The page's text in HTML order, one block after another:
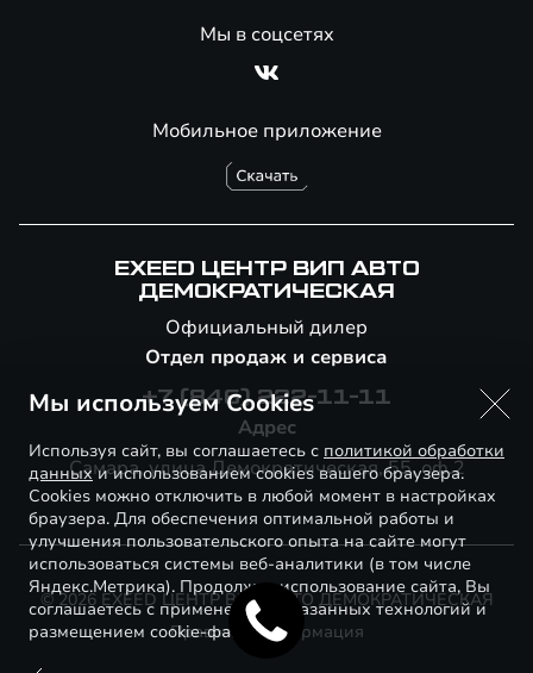
Мобильное приложение
Мы в соцсетях
EXEED ЦЕНТР ВИП АВТО
ДЕМОКРАТИЧЕСКАЯ
Официальный дилер
Отдел продаж и сервиса
+7 (846) 222-11-11
Адрес
Самара, улица Демократическая, 55, оф.2
© 2026 EXEED ЦЕНТР ВИП АВТО ДЕМОКРАТИЧЕСКАЯ
Правовая информация
Мы используем Cookies
Используя сайт, вы соглашаетесь с политикой обработки
данныхи использованием cookies вашего браузера.
Cookies можно отключить в любой момент в настройках
браузера. Для обеспечения оптимальной работы и
улучшения пользовательского опыта на сайте могут
использоваться системы веб-аналитики (в том числе
Яндекс.Метрика). Продолжая использование сайта, Вы
соглашаетесь с применением указанных технологий и
размещением cookie-файлов.